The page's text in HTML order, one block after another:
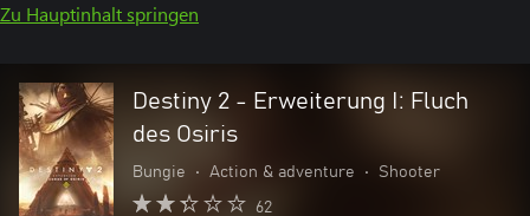
Zu Hauptinhalt springen
Destiny 2 - Erweiterung I: Fluch
des Osiris
Bungie • Action & adventure • Shooter
62